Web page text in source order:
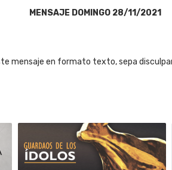
MENSAJE DOMINGO 28/11/2021
mensaje en formato texto, sepa